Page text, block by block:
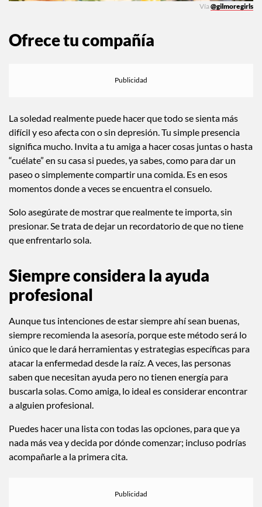
Vía@gilmoregirls
Ofrece tu compañía
La soledad realmente puede hacer que todo se sienta más
difícil y eso afecta con o sin depresión. Tu simple presencia
significa mucho. Invita a tu amiga a hacer cosas juntas o hasta
“cuélate” en su casa si puedes, ya sabes, como para dar un
paseo o simplemente compartir una comida. Es en esos
momentos donde a veces se encuentra el consuelo.
Solo asegúrate de mostrar que realmente te importa, sin
presionar. Se trata de dejar un recordatorio de que no tiene
que enfrentarlo sola.
Siempre considera la ayuda
profesional
Aunque tus intenciones de estar siempre ahí sean buenas,
siempre recomienda la asesoría, porque este método será lo
único que le dará herramientas y estrategias específicas para
atacar la enfermedad desde la raíz. A veces, las personas
saben que necesitan ayuda pero no tienen energía para
buscarla solas. Como amiga, lo ideal es considerar encontrar
a alguien profesional.
Puedes hacer una lista con todas las opciones, para que ya
nada más vea y decida por dónde comenzar; incluso podrías
acompañarle a la primera cita.